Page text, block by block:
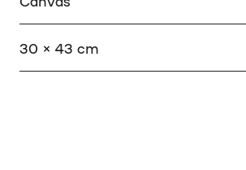
30 × 43 cm